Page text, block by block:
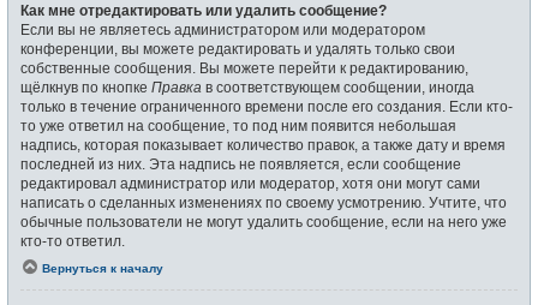
Как мне отредактировать или удалить сообщение?
Если вы не являетесь администратором или модератором
конференции, вы можете редактировать и удалять только свои
собственные сообщения. Вы можете перейти к редактированию,
щёлкнув по кнопке Правка в соответствующем сообщении, иногда
только в течение ограниченного времени после его создания. Если кто-
то уже ответил на сообщение, то под ним появится небольшая
надпись, которая показывает количество правок, а также дату и время
последней из них. Эта надпись не появляется, если сообщение
редактировал администратор или модератор, хотя они могут сами
написать о сделанных изменениях по своему усмотрению. Учтите, что
обычные пользователи не могут удалить сообщение, если на него уже
кто-то ответил.
Вернуться к началу